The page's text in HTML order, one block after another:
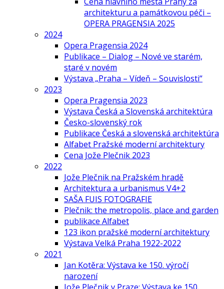
architekturu a památkovou péči –
OPERA PRAGENSIA 2025
2024
Opera Pragensia 2024
Publikace – Dialog – Nové ve starém,
staré v novém
Výstava „Praha – Vídeň – Souvislosti“
2023
Opera Pragensia 2023
Výstava Česká a Slovenská architektúra
Česko-slovenský rok
Publikace Česká a slovenská architektúra
Alfabet Pražské moderní architektury
Cena Jože Plečnik 2023
2022
Jože Plečnik na Pražském hradě
Architektura a urbanismus V4+2
SAŠA FUIS FOTOGRAFIE
Plečnik: the metropolis, place and garden
publikace Alfabet
123 ikon pražské moderní architektury
Výstava Velká Praha 1922-2022
2021
Jan Kotěra: Výstava ke 150. výročí
narození